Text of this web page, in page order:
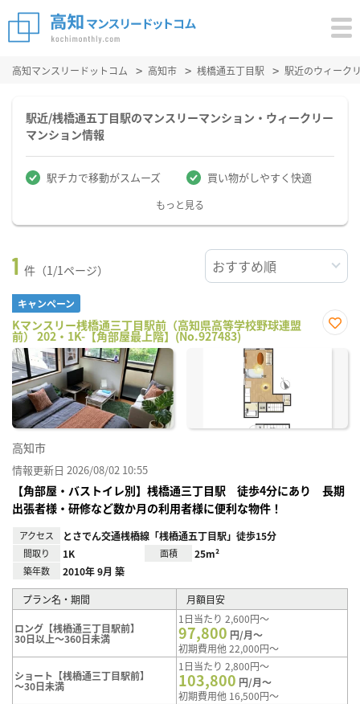
高知マンスリードットコム 高知市 桟橋通五丁目駅 駅近のウィーク
駅近/桟橋通五丁目駅のマンスリーマンション・ウィークリー
マンション情報
駅チカで移動がスムーズ 買い物がしやすく快適
もっと見る
1 件（1/1ページ）
キャンペーン
Kマンスリー桟橋通三丁目駅前（高知県高等学校野球連盟
前） 202・1K-【角部屋最上階】(No.927483)
に入
高知市
情報更新日 2026/08/02 10:55
【角部屋・バストイレ別】桟橋通三丁目駅 徒歩4分にあり 長期
出張者様・研修など数か月の利用者様に便利な物件！
アクセス とさでん交通桟橋線「桟橋通五丁目駅」徒歩15分
間取り 1K 面積 25m²
築年数 2010年 9月 築
プラン名・期間 月額目安
ロング【桟橋通三丁目駅前】
30日以上～360日未満
1日当たり 2,600円～
97,800 円/月～
初期費用他 22,000円～
ショート【桟橋通三丁目駅前】
～30日未満
1日当たり 2,800円～
103,800 円/月～
初期費用他 16,500円～